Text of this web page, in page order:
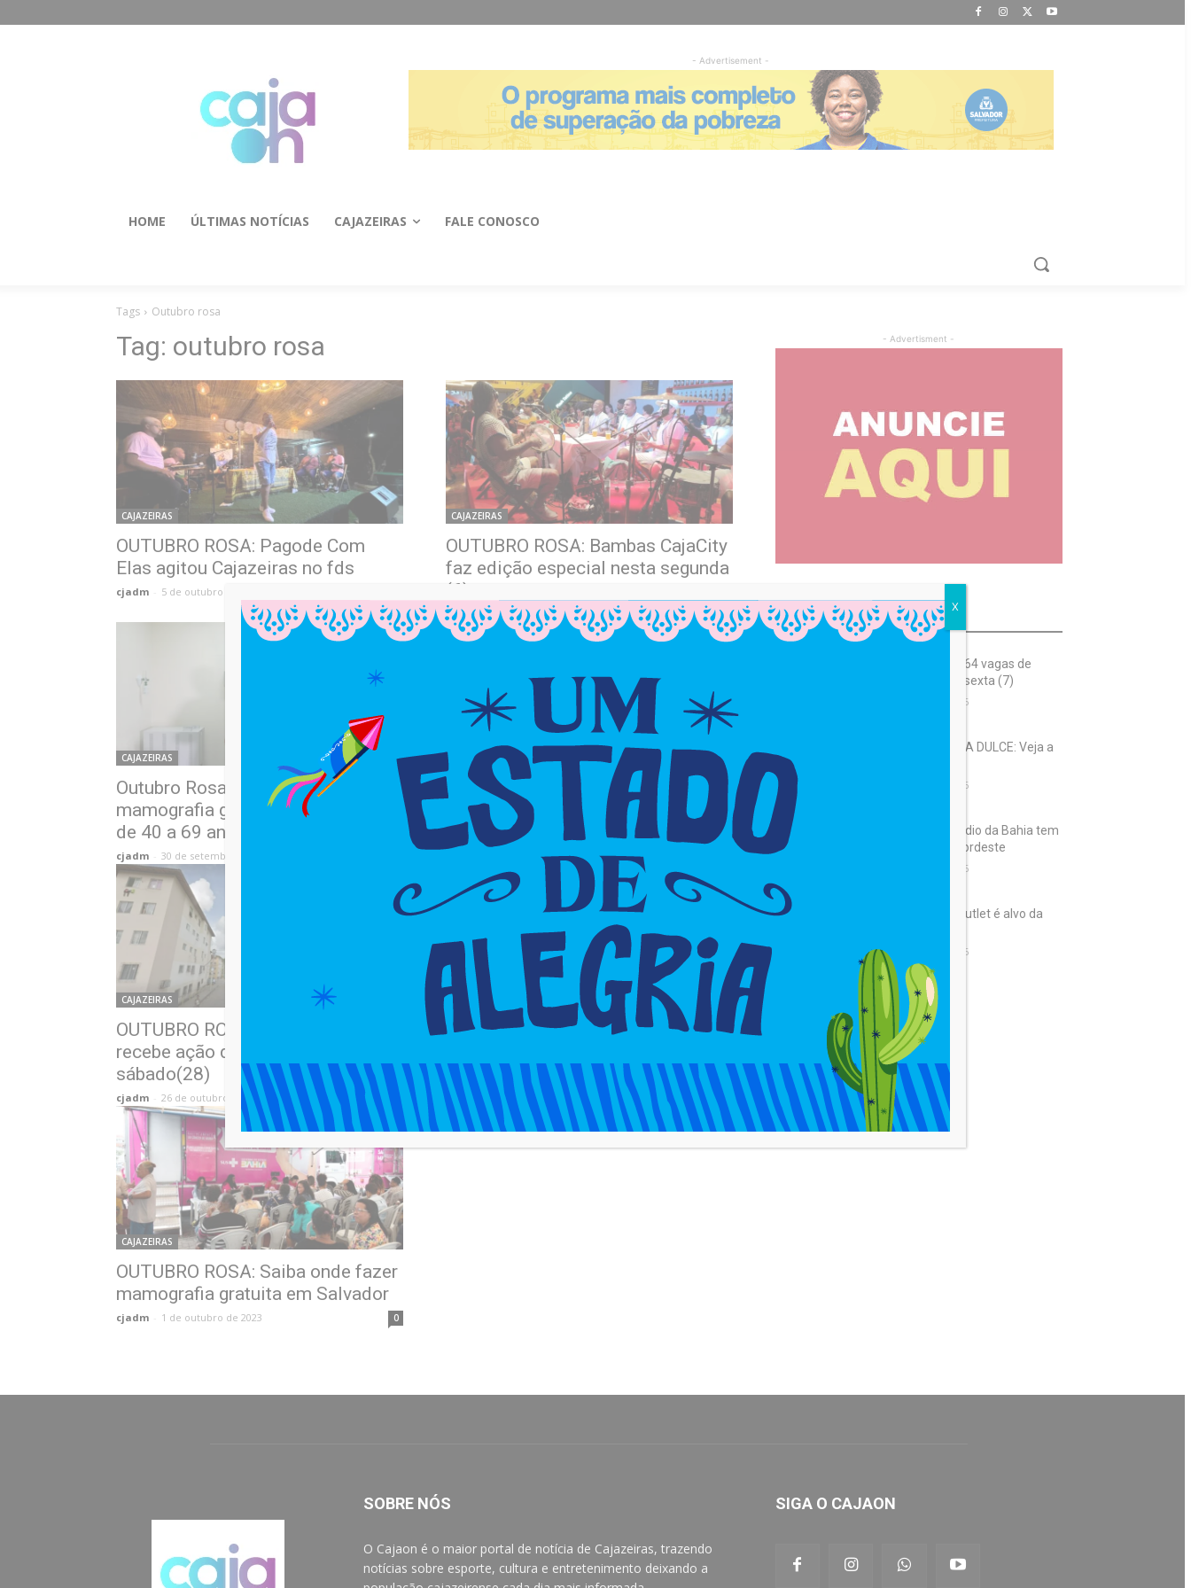
- Advertisement -
HOME ÚLTIMAS NOTÍCIAS CAJAZEIRAS FALE CONOSCO
Tags Outubro rosa
Tag: outubro rosa
CAJAZEIRAS
OUTUBRO ROSA: Pagode Com
Elas agitou Cajazeiras no fds
cjadm 5 de outubro de 2025
CAJAZEIRAS
OUTUBRO ROSA: Bambas CajaCity
faz edição especial nesta segunda
(6)
cjadm - 5 de outubro de 2025 0
CAJAZEIRAS
Outubro Rosa em Cajazeiras:
mamografia gratuita para mulheres
de 40 a 69 anos
cjadm 30 de setembro de 2025
CAJAZEIRAS
CAJAZEIRAS 11: Posto de Saúde
promove mutirão de atendimentos
nesta sexta(27) e sábado(28)
26 de outubro de 2023
CAJAZEIRAS
OUTUBRO ROSA: Cajazeiras 11
recebe ação de serviços neste
sábado(28)
cjadm 26 de outubro de 2023
CAJAZEIRAS
CAJAZEIRAS: Mutirão de saúde
Ginásio Poliesportivo
cjadm - 5 de outubro de 2023 0
CAJAZEIRAS
OUTUBRO ROSA: Saiba onde fazer
mamografia gratuita em Salvador
cjadm 1 de outubro de 2023 0
- Advertisment -
MOST READ
SIMM oferece 364 vagas de
emprego nesta sexta (7)
7 de agosto de 2026
FESTA DE SANTA DULCE: Veja a
7 de agosto de 2026
IDEB: Ensino médio da Bahia tem
a pior nota do Nordeste
7 de agosto de 2026
CAJAZEIRAS: Outlet é alvo da
6 de agosto de 2026
SOBRE NÓS
O Cajaon é o maior portal de notícia de Cajazeiras, trazendo
notícias sobre esporte, cultura e entretenimento deixando a
SIGA O CAJAON
X